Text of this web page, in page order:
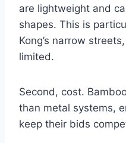
are lightweight and
shapes. This is
Kong’s narrow
limited.
Second, cost.
than metal systems,
keep their bids